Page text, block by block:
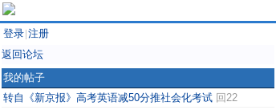
登录 注册
返回论坛
我的帖子
转自《新京报》高考英语减50分推社会化考试 回22